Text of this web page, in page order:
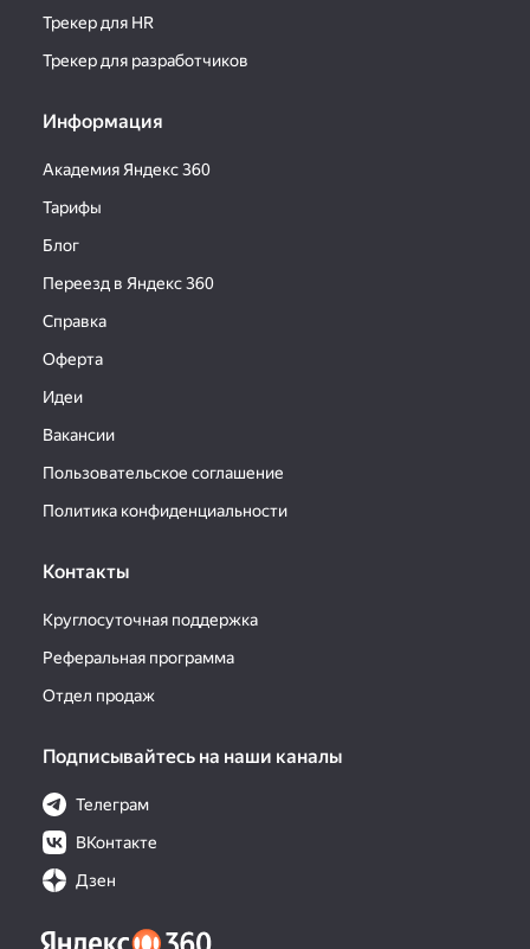
Трекер для HR
Трекер для разработчиков
Информация
Академия Яндекс 360
Тарифы
Блог
Переезд в Яндекс 360
Справка
Оферта
Идеи
Вакансии
Пользовательское соглашение
Политика конфиденциальности
Контакты
Круглосуточная поддержка
Реферальная программа
Отдел продаж
Подписывайтесь на наши каналы
Телеграм
ВКонтакте
Дзен